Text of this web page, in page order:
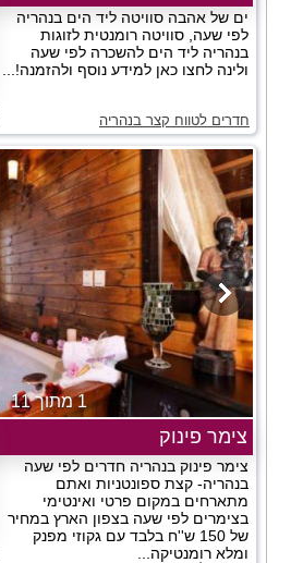
ים של אהבה סוויטה ליד הים בנהריה
לפי שעה, סוויטה רומנטית לזוגות
בנהריה ליד הים להשכרה לפי שעה
ולינה לחצו כאן למידע נוסף ולהזמנה!...
חדרים לטווח קצר בנהריה
1 מתוך 11
צימר פינוק
צימר פינוק בנהריה חדרים לפי שעה
בנהריה- קצת ספונטניות ואתם
מתארחים במקום פרטי ואינטימי
בצימרים לפי שעה בצפון הארץ במחיר
של 150 ש''ח בלבד עם גקוזי מפנק
ומלא רומנטיקה...